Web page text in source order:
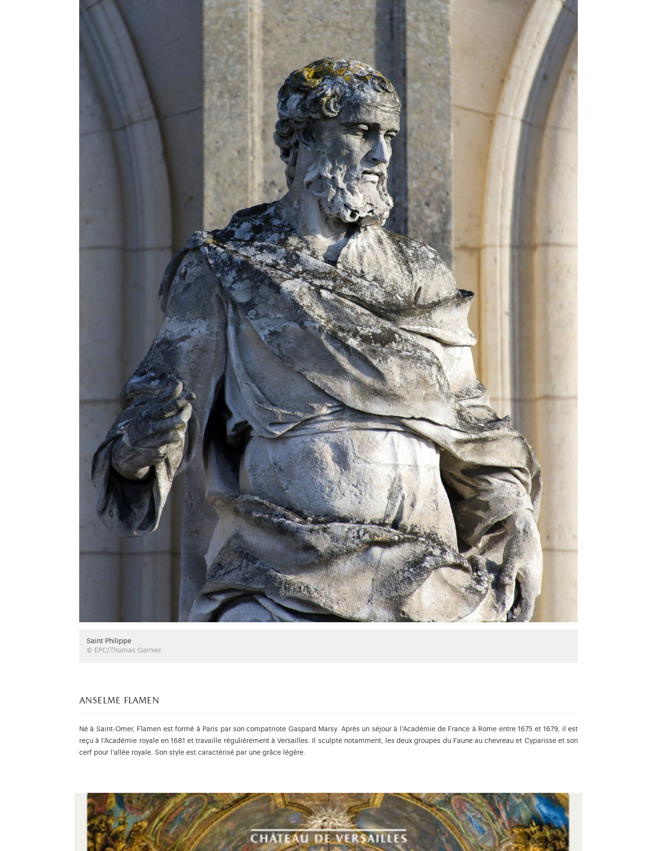
Saint Philippe
© EPC/Thomas Garnier
anselme flamen
Né à Saint-Omer, Flamen est formé à Paris par son compatriote Gaspard Marsy. Après un séjour à l’Académie de France à Rome entre 1675 et 1679, il est
reçu à l’Académie royale en 1681 et travaille régulièrement à Versailles. Il sculpte notamment, les deux groupes du Faune au chevreau et Cyparisse et son
cerf pour l’allée royale. Son style est caractérisé par une grâce légère.